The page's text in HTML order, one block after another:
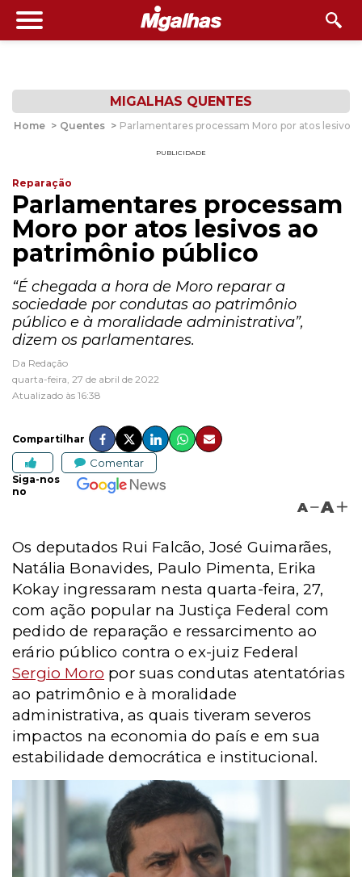
MIGALHAS QUENTES
Home > Quentes > Parlamentares processam Moro por atos lesivos
PUBLICIDADE
Reparação
Parlamentares processam
Moro por atos lesivos ao
patrimônio público
“É chegada a hora de Moro reparar a
sociedade por condutas ao patrimônio
público e à moralidade administrativa”,
dizem os parlamentares.
Da Redação
quarta-feira, 27 de abril de 2022
Atualizado às 16:38
Compartilhar
Comentar
Siga-nos
no
A A
Os deputados Rui Falcão, José Guimarães,
Natália Bonavides, Paulo Pimenta, Erika
Kokay ingressaram nesta quarta-feira, 27,
com ação popular na Justiça Federal com
pedido de reparação e ressarcimento ao
erário público contra o ex-juiz Federal
Sergio Moro por suas condutas atentatórias
ao patrimônio e à moralidade
administrativa, as quais tiveram severos
impactos na economia do país e em sua
estabilidade democrática e institucional.